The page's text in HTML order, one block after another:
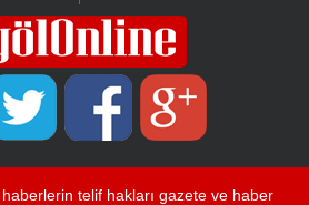
telif hakları gazete ve haber